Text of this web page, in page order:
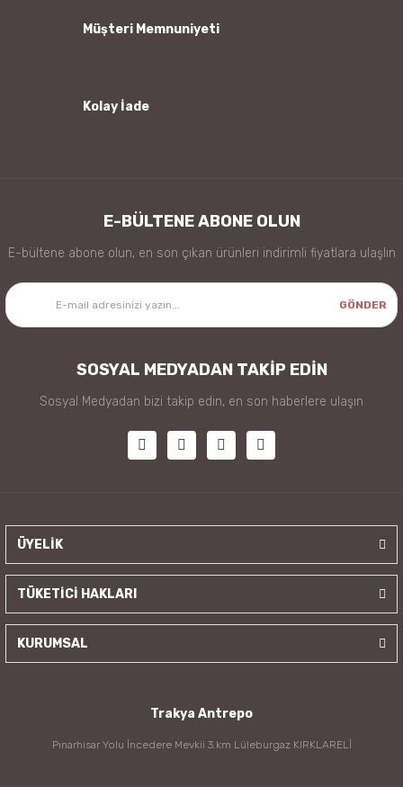
Müşteri Memnuniyeti
Kolay İade
E-BÜLTENE ABONE OLUN
E-bültene abone olun, en son çıkan ürünleri indirimli fiyatlara ulaşlın
GÖNDER
SOSYAL MEDYADAN TAKİP EDİN
Sosyal Medyadan bizi takip edin, en son haberlere ulaşın
ÜYELİK
TÜKETİCİ HAKLARI
KURUMSAL
Trakya Antrepo
Pınarhisar Yolu İncedere Mevkii 3.km Lüleburgaz KIRKLARELİ